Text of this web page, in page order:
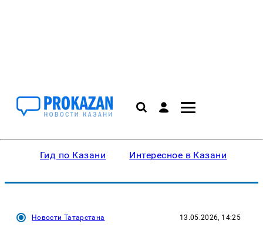
Гид по Казани Интересное в Казани
Новости Татарстана 13.05.2026, 14:25